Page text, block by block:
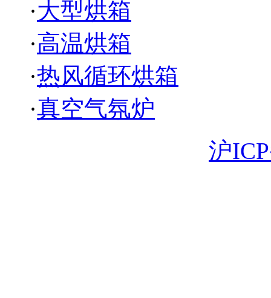
·大型烘箱
·高温烘箱
·热风循环烘箱
·真空气氛炉
沪